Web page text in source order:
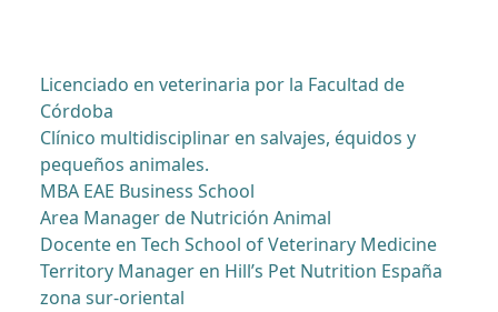
Licenciado en veterinaria por la Facultad de
Córdoba
Clínico multidisciplinar en salvajes, équidos y
pequeños animales.
MBA EAE Business School
Area Manager de Nutrición Animal
Docente en Tech School of Veterinary Medicine
Territory Manager en Hill’s Pet Nutrition España
zona sur-oriental